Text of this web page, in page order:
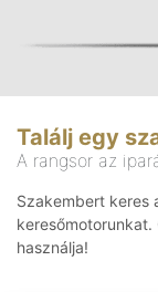
Találj egy
A rangsor az
Szakembert keres
használja!